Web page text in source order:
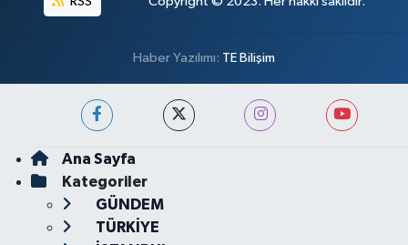
Haber Yazılımı: TE Bilişim
Ana Sayfa
Kategoriler
GÜNDEM
TÜRKİYE